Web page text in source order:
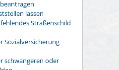
lassen
Straßenschild
Sozialversicherung
schwangeren oder